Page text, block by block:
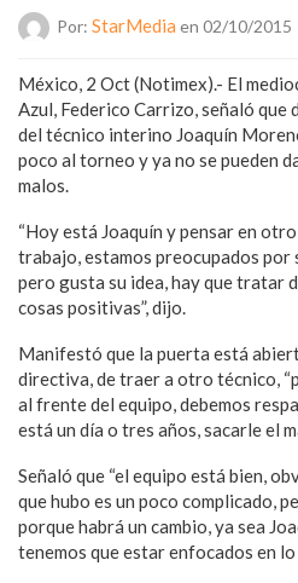
Por: StarMedia en 02/10/2015
México, 2 Oct (Notimex).- El
Azul, Federico Carrizo, señaló que
del técnico interino Joaquín
poco al torneo y ya no se pueden
malos.
“Hoy está Joaquín y pensar en
trabajo, estamos preocupados por
pero gusta su idea, hay que tratar
cosas positivas”, dijo.
Manifestó que la puerta está
directiva, de traer a otro técnico,
al frente del equipo, debemos
está un día o tres años, sacarle el
Señaló que “el equipo está bien,
que hubo es un poco complicado,
porque habrá un cambio, ya sea
tenemos que estar enfocados en